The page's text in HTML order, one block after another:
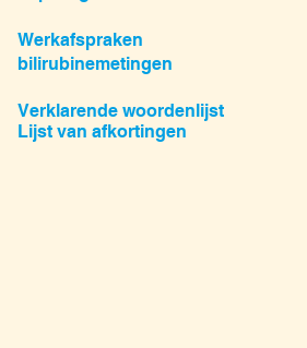
Werkafspraken
bilirubinemetingen
Verklarende woordenlijst
Lijst van afkortingen